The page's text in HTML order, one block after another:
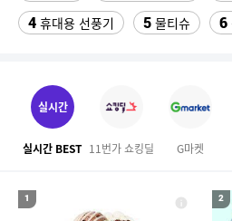
4 휴대용 선풍기 5 물티슈 6
10 수향미쌀10kg특등급
11 ESSECORE KLEVV DDR4-3200
12 실외기없는 에어컨 13 차량햇
세탁기
실시간
실시간 BEST 11번가 쇼킹딜 G마켓
1 2